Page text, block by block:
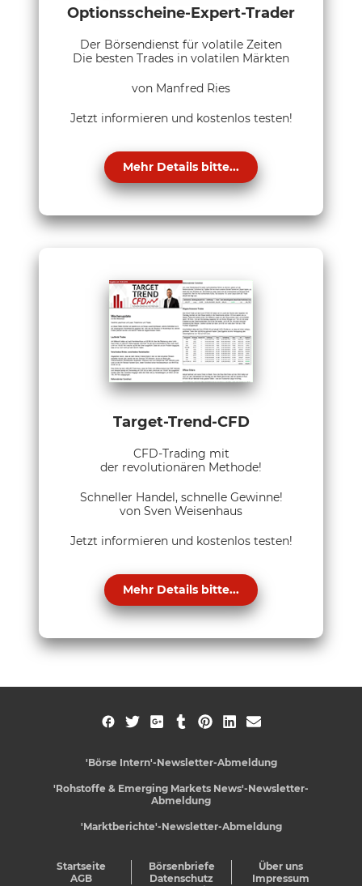
Optionsscheine-Expert-Trader
Der Börsendienst für volatile Zeiten
Die besten Trades in volatilen Märkten
von Manfred Ries
Jetzt informieren und kostenlos testen!
Mehr Details bitte...
Target-Trend-CFD
CFD-Trading mit
der revolutionären Methode!
Schneller Handel, schnelle Gewinne!
von Sven Weisenhaus
Jetzt informieren und kostenlos testen!
Mehr Details bitte...
'Börse Intern'-Newsletter-Abmeldung
'Rohstoffe & Emerging Markets News'-Newsletter-
Abmeldung
'Marktberichte'-Newsletter-Abmeldung
Startseite Börsenbriefe
Über uns
AGB
Datenschutz
Impressum